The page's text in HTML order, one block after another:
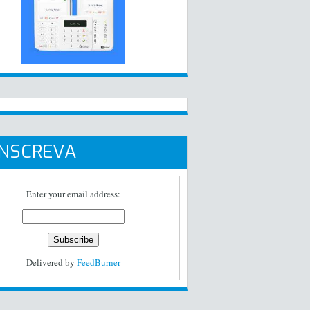
Enter your email address:
Delivered by FeedBurner